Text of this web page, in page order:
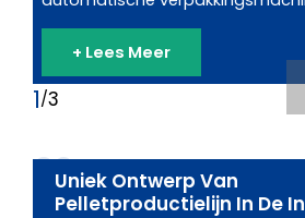
+ Lees Meer
1/3
02Uniek Ontwerp Van
Pelletproductielijn In De